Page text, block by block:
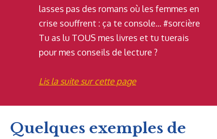
lasses pas des romans où les femmes en
crise souffrent : ça te console... #sorcière
Tu as lu TOUS mes livres et tu tuerais
pour mes conseils de lecture ?
Lis la suite sur cette page
Quelques exemples de